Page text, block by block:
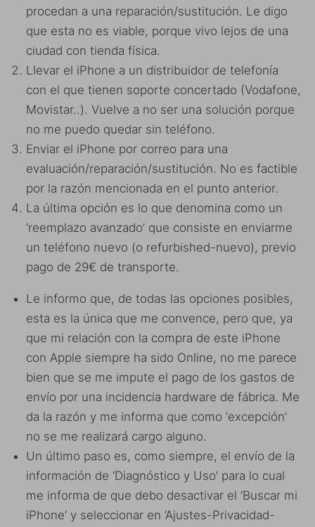
procedan a una reparación/sustitución. Le digo
que esta no es viable, porque vivo lejos de una
ciudad con tienda física.
Llevar el iPhone a un distribuidor de telefonía
con el que tienen soporte concertado (Vodafone,
Movistar..). Vuelve a no ser una solución porque
no me puedo quedar sin teléfono.
Enviar el iPhone por correo para una
evaluación/reparación/sustitución. No es factible
por la razón mencionada en el punto anterior.
La última opción es lo que denomina como un
‘reemplazo avanzado’ que consiste en enviarme
un teléfono nuevo (o refurbished-nuevo), previo
pago de 29€ de transporte.
Le informo que, de todas las opciones posibles,
esta es la única que me convence, pero que, ya
que mi relación con la compra de este iPhone
con Apple siempre ha sido Online, no me parece
bien que se me impute el pago de los gastos de
envío por una incidencia hardware de fábrica. Me
da la razón y me informa que como ‘excepción’
no se me realizará cargo alguno.
Un último paso es, como siempre, el envío de la
información de ‘Diagnóstico y Uso’ para lo cual
me informa de que debo desactivar el ‘Buscar mi
iPhone’ y seleccionar en ‘Ajustes-Privacidad-